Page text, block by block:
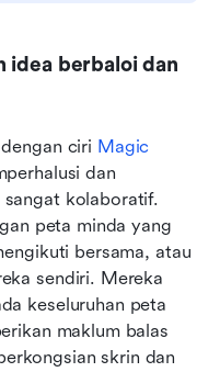
idea berbaloi dan
ciri Magic
dan
sangat kolaboratif.
peta minda yang
bersama, atau
sendiri. Mereka
keseluruhan peta
maklum balas
skrin dan